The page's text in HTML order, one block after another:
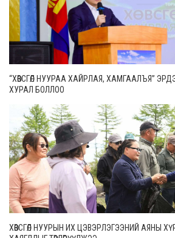
“ХӨВСГӨЛ НУУРАА ХАЙРЛАЯ, ХАМГААЛЪЯ”
ХУРАЛ БОЛЛОО
ХӨВСГӨЛ НУУРЫН ИХ ЦЭВЭРЛЭГЭЭНИЙ АЯНЫ